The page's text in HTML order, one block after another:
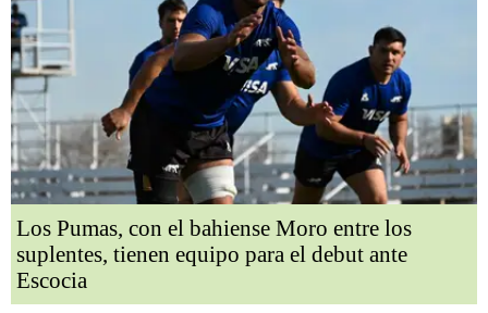
Los Pumas, con el bahiense Moro entre los
suplentes, tienen equipo para el debut ante
Escocia